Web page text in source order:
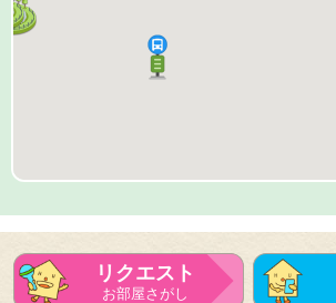
リクエスト
お部屋さがし